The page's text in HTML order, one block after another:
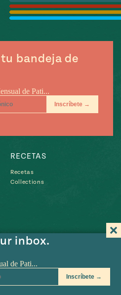
inbox.
bandeja de
RECETAS
Recetas
Collections
YouTube
en
Instagram
en
Pinterest
en
Twitter